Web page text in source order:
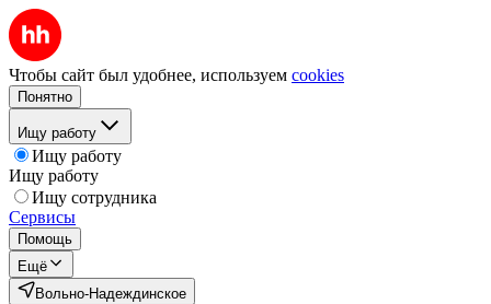
Чтобы сайт был удобнее, используем cookies
Понятно
Ищу работу
Ищу работу
Ищу работу
Ищу сотрудника
Сервисы
Помощь
Ещё
Вольно-Надеждинское